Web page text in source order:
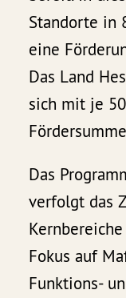
Standorte in
eine
Das Land
sich mit je
Das
verfolgt das
Fokus auf
Funktions-